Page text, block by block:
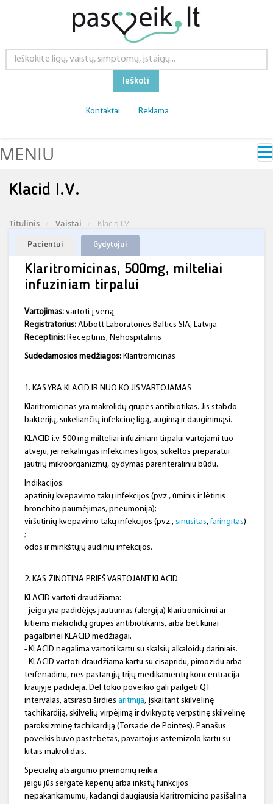
Ieškoti
Kontaktai Reklama
MENIU
Klacid I.V.
Titulinis Vaistai Klacid I.V.
Pacientui Gydytojui
Klaritromicinas, 500mg, milteliai
infuziniam tirpalui
Vartojimas: vartoti į veną
Registratorius: Abbott Laboratories Baltics SIA, Latvija
Receptinis: Receptinis, Nehospitalinis
Sudedamosios medžiagos: Klaritromicinas
1. KAS YRA KLACID IR NUO KO JIS VARTOJAMAS
Klaritromicinas yra makrolidų grupės antibiotikas. Jis stabdo
bakterijų, sukeliančių infekcinę ligą, augimą ir dauginimąsi.
KLACID i.v. 500 mg milteliai infuziniam tirpalui vartojami tuo
atveju, jei reikalingas infekcinės ligos, sukeltos preparatui
jautrių mikroorganizmų, gydymas parenteraliniu būdu.
Indikacijos:
apatinių kvėpavimo takų infekcijos (pvz., ūminis ir lėtinis
bronchito paūmėjimas, pneumonija);
viršutinių kvėpavimo takų infekcijos (pvz., sinusitas,faringitas)
;
odos ir minkštųjų audinių infekcijos.
2. KAS ŽINOTINA PRIEŠ VARTOJANT KLACID
KLACID vartoti draudžiama:
- jeigu yra padidėjęs jautrumas (alergija) klaritromicinui ar
kitiems makrolidų grupės antibiotikams, arba bet kuriai
pagalbinei KLACID medžiagai.
- KLACID negalima vartoti kartu su skalsių alkaloidų dariniais.
- KLACID vartoti draudžiama kartu su cisapridu, pimozidu arba
terfenadinu, nes pastarųjų trijų medikamentų koncentracija
kraujyje padidėja. Dėl tokio poveikio gali pailgėti QT
intervalas, atsirasti širdies aritmija, įskaitant skilvelinę
tachikardiją, skilvelių virpėjimą ir dvikryptę verpstinę skilvelinę
paroksizminę tachikardiją (Torsade de Pointes). Panašus
poveikis buvo pastebėtas, pavartojus astemizolo kartu su
kitais makrolidais.
Specialių atsargumo priemonių reikia:
jeigu jūs sergate kepenų arba inkstų funkcijos
nepakankamumu, kadangi daugiausia klaritromicino pasišalina